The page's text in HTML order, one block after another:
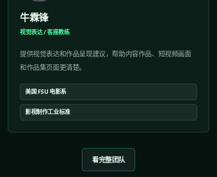
牛霖锋
视觉表达 / 客座教练
提供视觉表达和作品呈现建议，帮助内容作品、短视频画面
和作品集页面更清楚。
美国 FSU 电影系
影视制作工业标准
看完整团队